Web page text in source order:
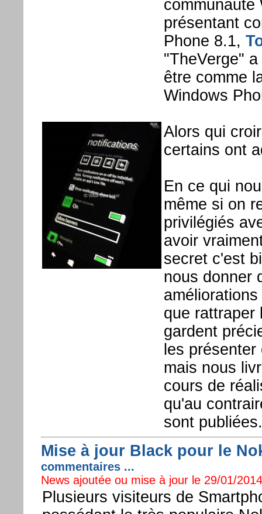
communauté
présentant
Phone 8.1,
"TheVerge"
être comme
Windows
Alors qui
certains ont
En ce qui
même si on
privilégiés
avoir
secret c'est
nous donner
que rattraper
gardent
les
mais nous
cours de
qu'au
sont publiées.
Mise à jour Black pour le
commentaires ...
News ajoutée ou mise à jour le 29/01/
Plusieurs visiteurs de